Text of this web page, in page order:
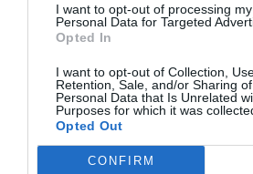
I want to opt-out of processing my
Personal Data for Targeted
Opted In
I want to opt-out of Collection,
Retention, Sale, and/or Sharing
Personal Data that Is Unrelated
Purposes for which it was
Opted Out
CONFIRM
Rostade varma ljusa bröd med
persilja. Vitlöksbröd är gott till
Klassiskt...